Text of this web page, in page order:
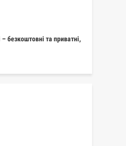
безкоштовні та приватні,